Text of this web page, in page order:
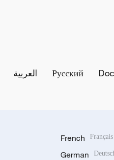
العربية Русский
French Français
German